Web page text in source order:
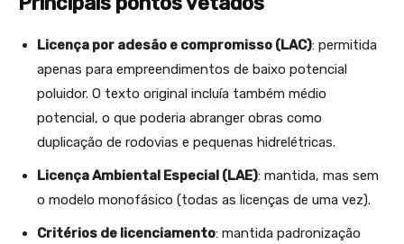
Licença por adesão e compromisso (LAC): permitida
apenas para empreendimentos de baixo potencial
poluidor. O texto original incluía também médio
potencial, o que poderia abranger obras como
duplicação de rodovias e pequenas hidrelétricas.
Licença Ambiental Especial (LAE): mantida, mas sem
o modelo monofásico (todas as licenças de uma vez).
Critérios de licenciamento: mantida padronização